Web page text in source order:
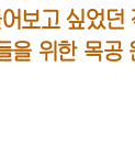
보고 싶었던
을 위한 목공